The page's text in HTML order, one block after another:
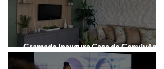
Gramado inaugura Casa de Convivência
dedicada às mulheres